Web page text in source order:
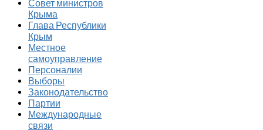
Совет министров
Крыма
Глава Республики
Крым
Местное
самоуправление
Персоналии
Выборы
Законодательство
Партии
Международные
связи